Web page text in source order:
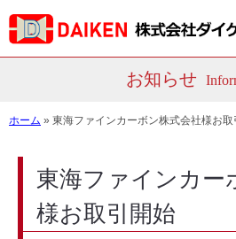
お知らせ
ホーム » 東海ファインカーボン株式会社様お取
東海ファインカー
様お取引開始